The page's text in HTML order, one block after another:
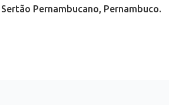
Pernambucano, Pernambuco.